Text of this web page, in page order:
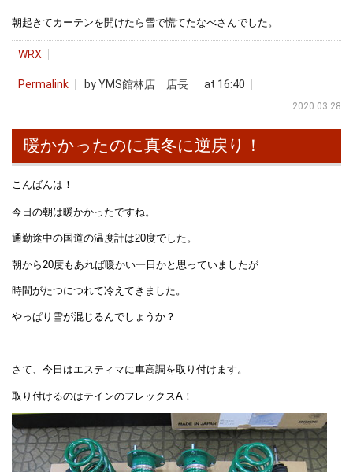
朝起きてカーテンを開けたら雪で慌てたなべさんでした。
WRX
Permalink by YMS館林店 店長 at 16:40
2020.03.28
暖かかったのに真冬に逆戻り！
こんばんは！
今日の朝は暖かかったですね。
通勤途中の国道の温度計は20度でした。
朝から20度もあれば暖かい一日かと思っていましたが
時間がたつにつれて冷えてきました。
やっぱり雪が混じるんでしょうか？
さて、今日はエスティマに車高調を取り付けます。
取り付けるのはテインのフレックスA！